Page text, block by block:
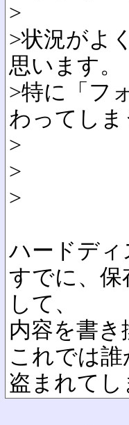
>
>状況がよ
思います。
>特に「フ
わってし
>
>
>
ハードデ
すでに、
して、
内容を書
これでは
盗まれてし